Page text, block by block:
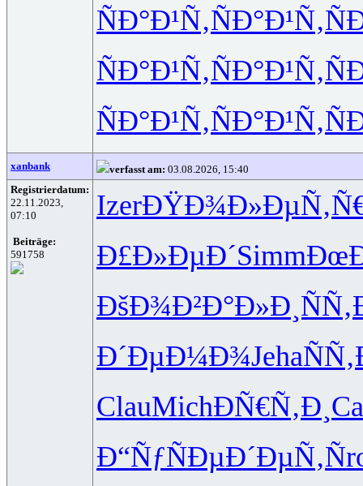
ÑÐ°Ð¹Ñ‚ÑÐ°Ð¹Ñ‚
ÑÐ°Ð¹Ñ‚ÑÐ°Ð¹Ñ‚
ÑÐ°Ð¹Ñ‚ÑÐ°Ð¹Ñ‚
xanbank verfasst am: 03.08.2026, 15:40
Registrierdatum:
22.11.2023,
07:10
Beiträge:
591758
IzerÐŸÐ¾Ð»Ðµ
Ð£Ð»ÐµÐ´Simm
ÐšÐ¾Ð²Ð°Ð»Ð¸ÑÑ‚
Ð´ÐµÐ¼Ð¾Jeha
ClauMichÐÑ€Ñ‚Ð¸
Ð“ÑƒÑÐµÐ´ÐµÑ‚Ñ